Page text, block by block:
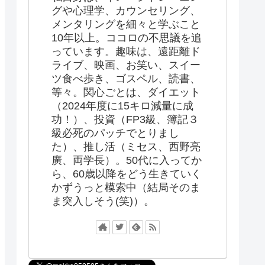
グや心理学、カウンセリング、
メンタリングを細々と学ぶこと
10年以上。ココロの不思議を追
っています。趣味は、遠距離ド
ライブ、映画、お笑い、スイー
ツ食べ歩き、ゴスペル、読書、
等々。関心ごとは、ダイエット
（2024年度に15キロ減量に成
功！）、投資（FP3級、簿記３
級必死のパッチでとりまし
た）、推し活（ミセス、西野亮
廣、両学長）。50代に入ってか
ら、60歳以降をどう生きていく
かずうっと模索中（結局そのま
ま突入しそう(笑)）。